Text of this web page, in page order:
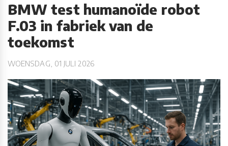
BMW test humanoïde robot
F.03 in fabriek van de
toekomst
WOENSDAG, 01 JULI 2026